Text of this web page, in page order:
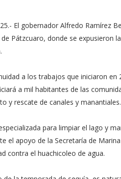
El gobernador Alfredo Ramírez
Pátzcuaro, donde se expusieron
a los trabajos que iniciaron
a mil habitantes de las
y rescate de canales y manantiales.
para limpiar el lago y
el apoyo de la Secretaría de
contra el huachicoleo de agua.